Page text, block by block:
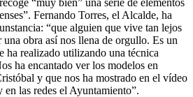
Fernando Torres, el Alcalde, ha
“que alguien que vive tan lejos
una obra así nos llena de orgullo. Es un
ha realizado utilizando una técnica
ha encantado ver los modelos en
y que nos ha mostrado en el vídeo
las redes el Ayuntamiento”.